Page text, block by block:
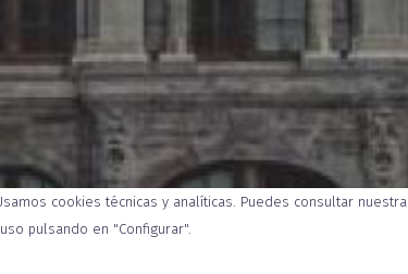
ITINERARIO
cookies técnicas y analíticas. Puedes consultar nuestra
pulsando en "Configurar".